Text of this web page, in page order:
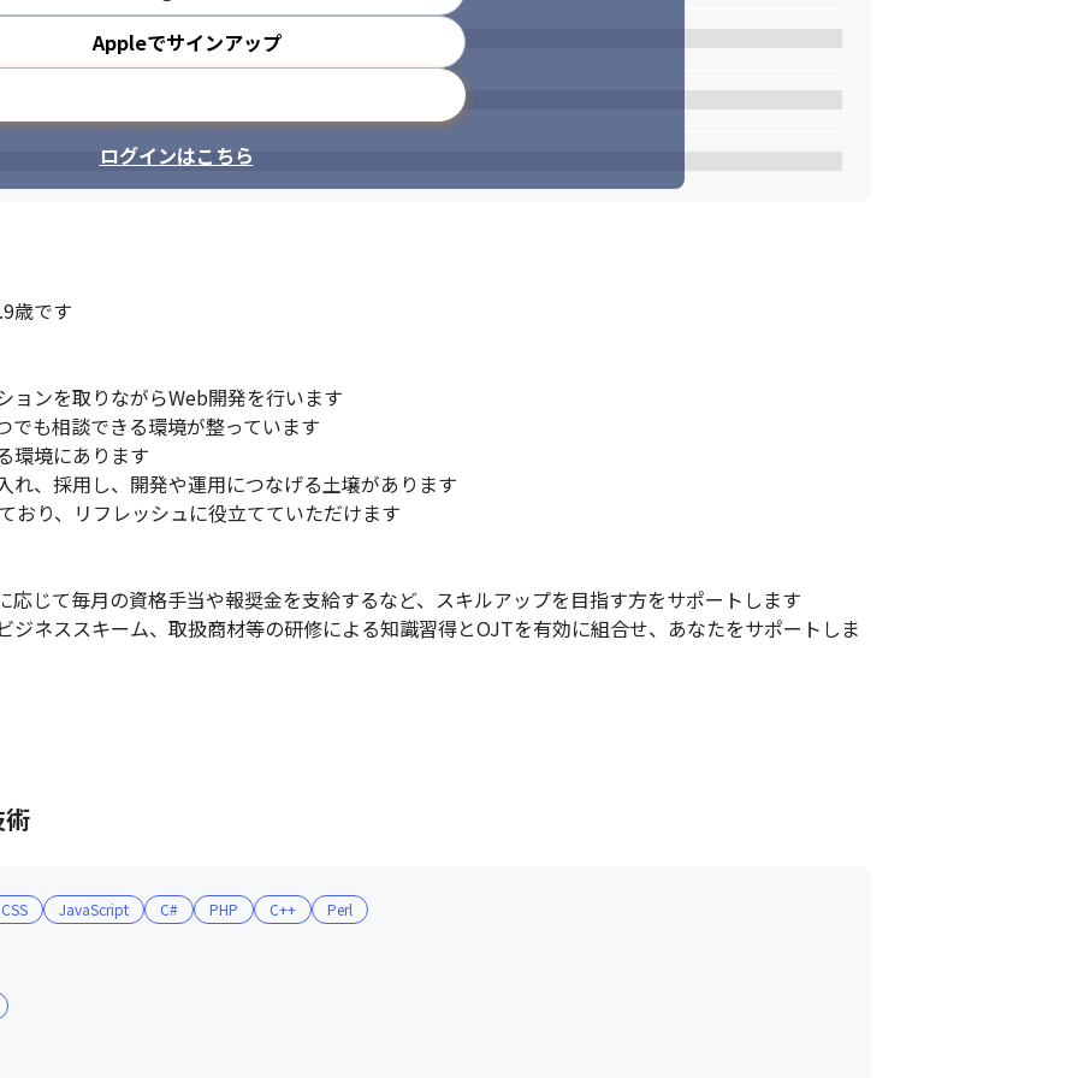
Appleでサインアップ
ログインはこちら
歳です
ョンを取りながらWeb開発を行います
でも相談できる環境が整っています
環境にあります
れ、採用し、開発や運用につなげる土壌があります
おり、リフレッシュに役立てていただけます
応じて毎月の資格手当や報奨金を支給するなど、スキルアップを目指す方をサポートします
ジネススキーム、取扱商材等の研修による知識習得とOJTを有効に組合せ、あなたをサポートしま
CSS JavaScript C# PHP C++ Perl